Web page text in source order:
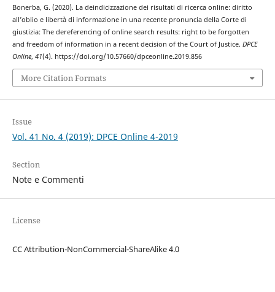
Bonerba, G. (2020). La deindicizzazione dei risultati di ricerca online: diritto
all’oblio e libertà di informazione in una recente pronuncia della Corte di
giustizia: The dereferencing of online search results: right to be forgotten
and freedom of information in a recent decision of the Court of Justice. DPCE
Online, 41(4). https://doi.org/10.57660/dpceonline.2019.856
More Citation Formats
Issue
Vol. 41 No. 4 (2019): DPCE Online 4-2019
Section
Note e Commenti
License
CC Attribution-NonCommercial-ShareAlike 4.0